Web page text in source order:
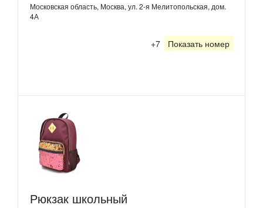
Московская область, Москва, ул. 2-я Мелитопольская, дом.
4А
+7 Показать номер
Рюкзак школьный